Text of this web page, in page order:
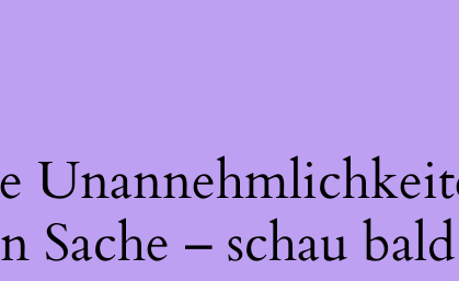
Sache – schau